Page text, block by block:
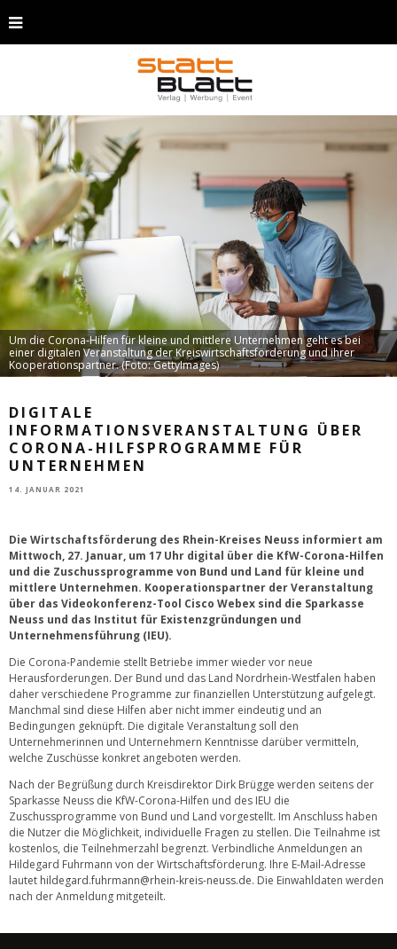
Um die Corona-Hilfen für kleine und mittlere Unternehmen geht es bei
einer digitalen Veranstaltung der Kreiswirtschaftsförderung und ihrer
Kooperationspartner. (Foto: GettyImages)
DIGITALE
INFORMATIONSVERANSTALTUNG ÜBER
CORONA-HILFSPROGRAMME FÜR
UNTERNEHMEN
14. JANUAR 2021
Die Wirtschaftsförderung des Rhein-Kreises Neuss informiert am
Mittwoch, 27. Januar, um 17 Uhr digital über die KfW-Corona-Hilfen
und die Zuschussprogramme von Bund und Land für kleine und
mittlere Unternehmen. Kooperationspartner der Veranstaltung
über das Videokonferenz-Tool Cisco Webex sind die Sparkasse
Neuss und das Institut für Existenzgründungen und
Unternehmensführung (IEU).
Die Corona-Pandemie stellt Betriebe immer wieder vor neue
Herausforderungen. Der Bund und das Land Nordrhein-Westfalen haben
daher verschiedene Programme zur finanziellen Unterstützung aufgelegt.
Manchmal sind diese Hilfen aber nicht immer eindeutig und an
Bedingungen geknüpft. Die digitale Veranstaltung soll den
Unternehmerinnen und Unternehmern Kenntnisse darüber vermitteln,
welche Zuschüsse konkret angeboten werden.
Nach der Begrüßung durch Kreisdirektor Dirk Brügge werden seitens der
Sparkasse Neuss die KfW-Corona-Hilfen und des IEU die
Zuschussprogramme von Bund und Land vorgestellt. Im Anschluss haben
die Nutzer die Möglichkeit, individuelle Fragen zu stellen. Die Teilnahme ist
kostenlos, die Teilnehmerzahl begrenzt. Verbindliche Anmeldungen an
Hildegard Fuhrmann von der Wirtschaftsförderung. Ihre E-Mail-Adresse
lautet hildegard.fuhrmann@rhein-kreis-neuss.de. Die Einwahldaten werden
nach der Anmeldung mitgeteilt.